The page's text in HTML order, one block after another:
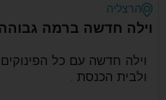
הרצליה
וילה חדשה ברמה
וילה חדשה עם כל
ולבית הכנסת .